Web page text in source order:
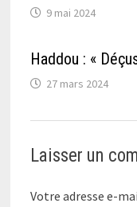
9 mai 2024
Haddou : «
27 mars 2024
Laisser un
Votre adresse e-